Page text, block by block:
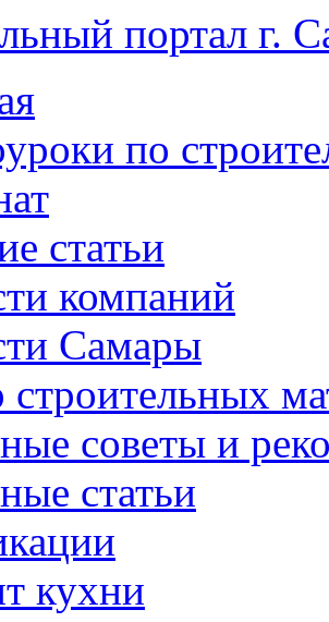
портал г.
по
статьи
компаний
Самары
советы и
статьи
кухни